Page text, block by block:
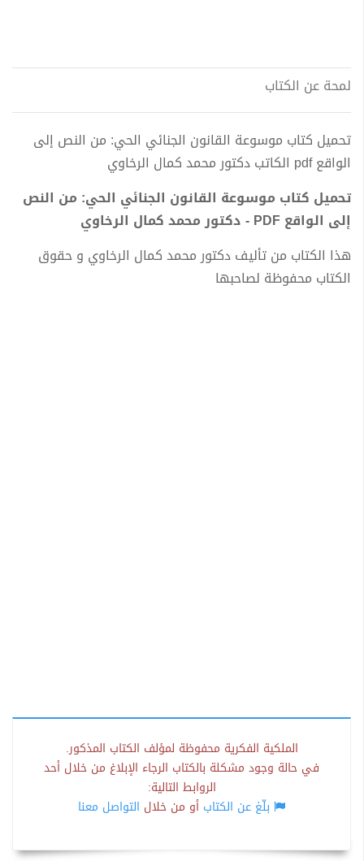
لمحة عن الكتاب
تحميل كتاب موسوعة القانون الجنائي الحي: من النص إلى
الواقع pdf الكاتب دكتور محمد كمال الرخاوي
تحميل كتاب موسوعة القانون الجنائي الحي: من النص
إلى الواقع PDF - دكتور محمد كمال الرخاوي
هذا الكتاب من تأليف دكتور محمد كمال الرخاوي و حقوق
الكتاب محفوظة لصاحبها
الملكية الفكرية محفوظة لمؤلف الكتاب المذكور.
في حالة وجود مشكلة بالكتاب الرجاء الإبلاغ من خلال أحد
الروابط التالية:
بلّغ عن الكتاب أو من خلال التواصل معنا